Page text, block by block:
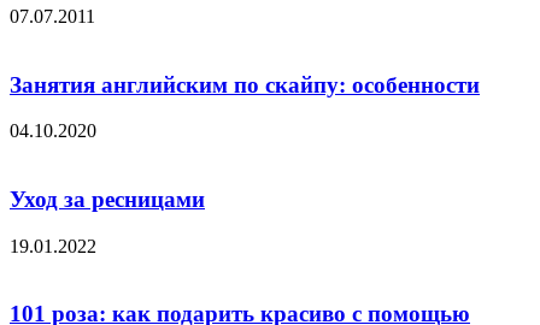
07.07.2011
Занятия английским по скайпу: особенности
04.10.2020
Уход за ресницами
19.01.2022
101 роза: как подарить красиво с помощью